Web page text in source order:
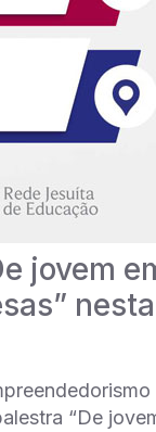
jovem
“De